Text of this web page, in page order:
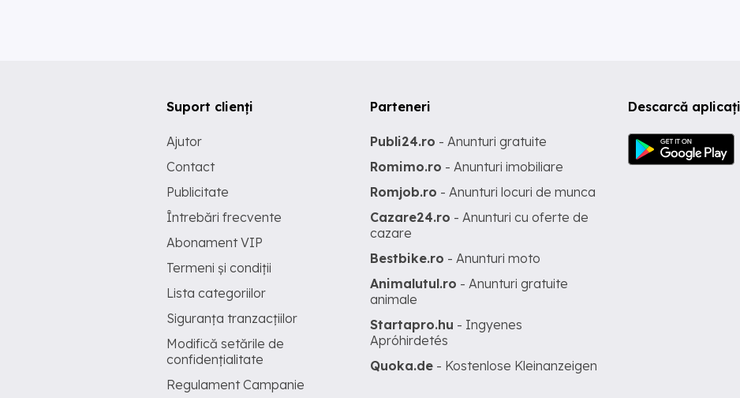
Descarcă
Suport clienți
Ajutor
Contact
Publicitate
Întrebări frecvente
Abonament VIP
Termeni și condiții
Lista categoriilor
Siguranța tranzacțiilor
Modifică setările de
confidențialitate
Regulament Campanie
Parteneri
Publi24.ro - Anunturi gratuite
Romimo.ro - Anunturi imobiliare
Romjob.ro - Anunturi locuri de munca
Cazare24.ro - Anunturi cu oferte de
cazare
Bestbike.ro - Anunturi moto
Animalutul.ro - Anunturi gratuite
animale
Startapro.hu - Ingyenes
Apróhirdetés
Quoka.de - Kostenlose Kleinanzeigen